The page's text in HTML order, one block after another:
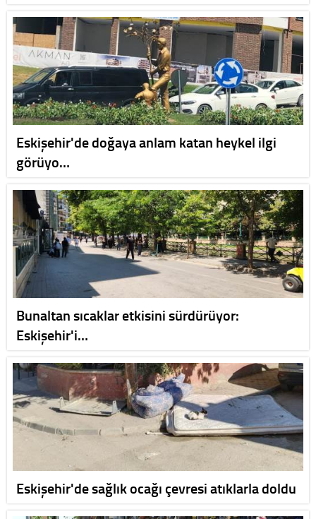
Eskişehir'de doğaya anlam katan heykel ilgi
görüyo…
Bunaltan sıcaklar etkisini sürdürüyor:
Eskişehir'i…
Eskişehir'de sağlık ocağı çevresi atıklarla doldu